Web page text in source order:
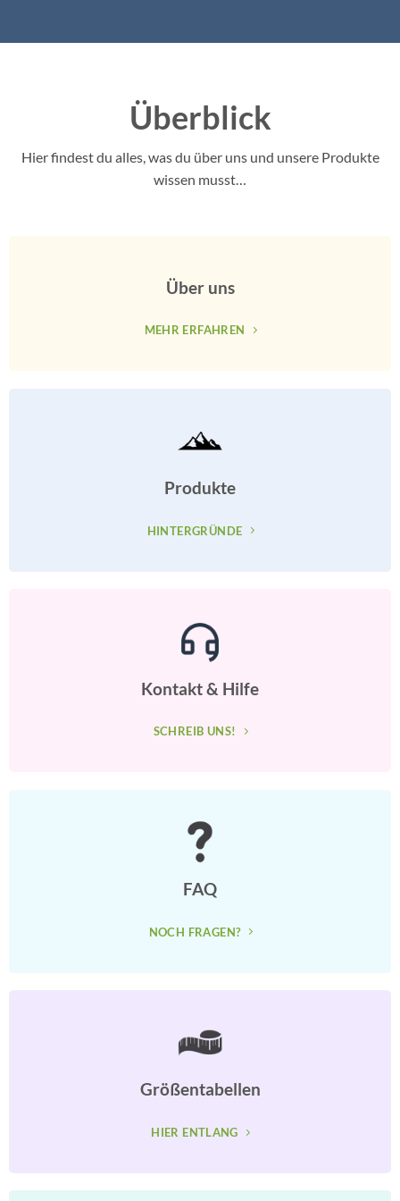
Überblick
Hier findest du alles, was du über uns und unsere Produkte
wissen musst…
Über uns
MEHR ERFAHREN
Produkte
HINTERGRÜNDE
Kontakt & Hilfe
SCHREIB UNS!
FAQ
NOCH FRAGEN?
Größentabellen
HIER ENTLANG